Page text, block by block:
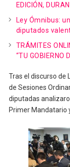
EDICIÓN,
Ley Ómnibus:
diputados
TRÁMITES
“TU GOBIERNO
Tras el discurso de
de Sesiones
diputadas
Primer Mandatario